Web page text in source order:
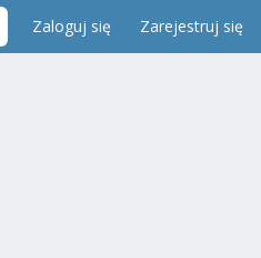
Zaloguj się Zarejestruj się